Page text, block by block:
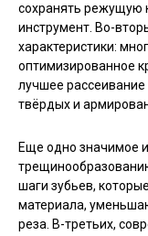
сохранять режущую
инструмент. Во-
характеристики:
оптимизированное
лучшее
твёрдых и
Еще одно значимое
шаги зубьев,
материала,
реза. В-третьих,